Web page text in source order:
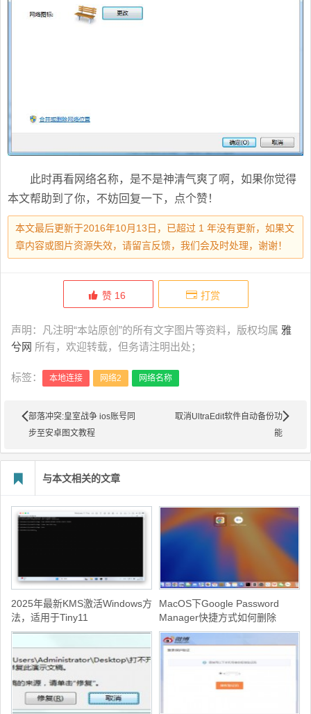
此时再看网络名称，是不是神清气爽了啊，如果你觉得
本文帮助到了你，不妨回复一下，点个赞！
本文最后更新于2016年10月13日，已超过 1 年没有更新，如果文
章内容或图片资源失效，请留言反馈，我们会及时处理，谢谢！
赞 16 打赏
声明：凡注明“本站原创”的所有文字图片等资料，版权均属 雅
兮网 所有，欢迎转载，但务请注明出处；
标签： 本地连接 网络2 网络名称
取消UltraEdit软件自动备份功
能
部落冲突:皇室战争 ios账号同
步至安卓图文教程
与本文相关的文章
2025年最新KMS激活Windows方
法，适用于Tiny11
MacOS下Google Password
Manager快捷方式如何删除